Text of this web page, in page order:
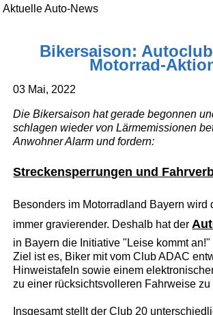
Aktuelle Auto-News
Bikersaison:
Motorrad-
03 Mai, 2022
Die Bikersaison hat gerade begonnen
schlagen wieder von Lärmemissionen
Anwohner Alarm und fordern:
Streckensperrungen und
Besonders im Motorradland Bayern wird
immer gravierender. Deshalb hat der
in Bayern die Initiative "Leise kommt an!"
Ziel ist es, Biker mit vom Club ADAC
Hinweistafeln sowie einem
zu einer rücksichtsvolleren Fahrweise zu
Insgesamt stellt der Club 20